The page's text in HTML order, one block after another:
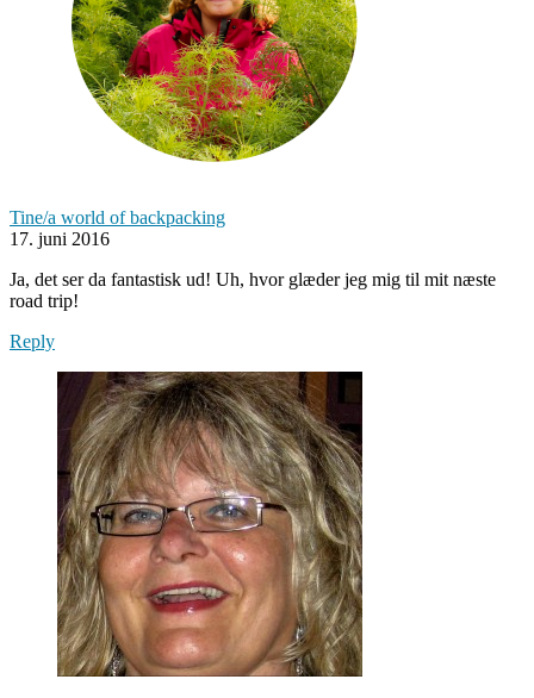
Tine/a world of backpacking
17. juni 2016
Ja, det ser da fantastisk ud! Uh, hvor glæder jeg mig til mit næste
road trip!
Reply